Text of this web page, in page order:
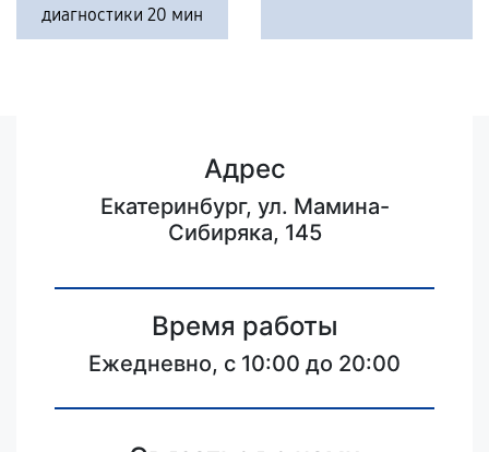
диагностики 20 мин
Адрес
Екатеринбург, ул. Мамина-
Сибиряка, 145
Время работы
Ежедневно, с 10:00 до 20:00